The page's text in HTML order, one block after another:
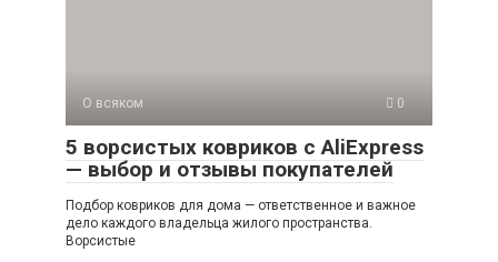
О всяком 0
5 ворсистых ковриков с AliExpress
— выбор и отзывы покупателей
Подбор ковриков для дома — ответственное и важное
дело каждого владельца жилого пространства.
Ворсистые